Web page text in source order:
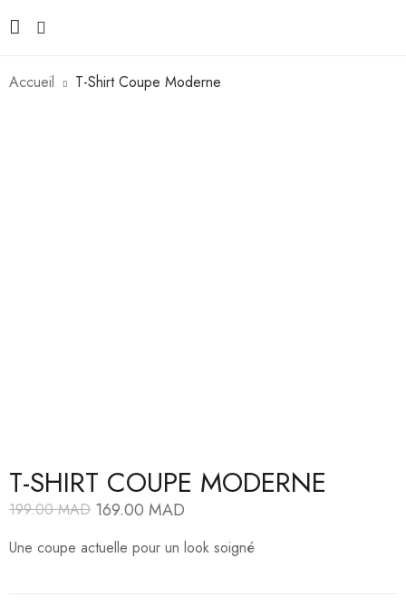
Accueil T-Shirt Coupe Moderne
T-SHIRT COUPE MODERNE
199.00MAD
Le
initial
169.00 MAD
Le
actuel
Une coupe actuelle pour un look soigné